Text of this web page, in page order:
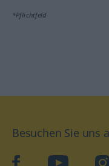
*Pflichtfeld
Besuchen Sie uns
facebook YouTube